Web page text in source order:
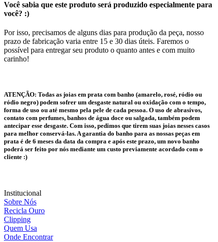
Você sabia que este produto será produzido especialmente para
você? :)
Por isso, precisamos de alguns dias para produção da peça, nosso
prazo de fabricação varia entre 15 e 30 dias úteis. Faremos o
possível para entregar seu produto o quanto antes e com muito
carinho!
ATENÇÃO: Todas as joias em prata com banho (amarelo, rosé, ródio ou
ródio negro) podem sofrer um desgaste natural ou oxidação com o tempo,
forma de uso ou até mesmo pela pele de cada pessoa. O uso de abrasivos,
contato com perfumes, banhos de água doce ou salgada, também podem
antecipar esse desgaste. Com isso, pedimos que tirem suas joias nesses casos
para melhor conservá-las. A garantia do banho para as nossas peças em
prata é de 6 meses da data da compra e após este prazo, um novo banho
poderá ser feito por nós mediante um custo previamente acordado com o
cliente :)
Institucional
Sobre Nós
Recicla Ouro
Clipping
Quem Usa
Onde Encontrar